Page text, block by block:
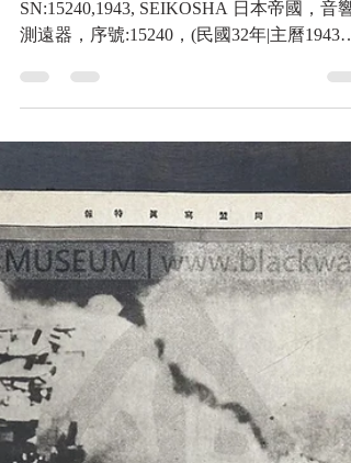
號:15240，(民國32年|主曆
1943年)昭和18年，精工舍
Empire of Japan, PHONOTELEMETER
SN:15240,1943, SEIKOSHA 日本帝國，音響
測遠器，序號:15240，(民國32年|主曆1943
昭和18年，精工舍《Black Water Museum
Collections |...